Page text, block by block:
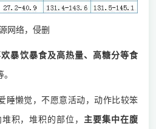
网络，侵删
暴饮暴食及高热量、高糖分等食
睡懒觉，不愿意活动，动作比较笨
积，堆积的部位，主要集中在腹